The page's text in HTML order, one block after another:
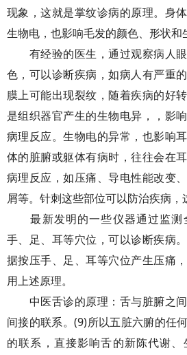
现象，这就是掌纹诊病的原理。身
生物电，也影响毛发的颜色、形状和
有经验的医生，通过观察病人眼
色，可以诊断疾病，如病人有严重
膜上可能出现裂纹，随着疾病的好
是组织器官产生的生物电异，，影
病理反应。生物电的异常，也影响
体的脏腑或躯体有病时，往往会在
病理反应，如压痛、导电性能改变
屑等。针刺这些部位可以防治疾病
最新发明的一些仪器通过监测
手、足、耳等穴位，可以诊断疾病
据按压手、足、耳等穴位产生压痛
用上述原理。
中医舌诊的原理：舌与脏腑之间
间接的联系。(9)所以五脏六腑的任
的联系，直接影响舌的新陈代谢